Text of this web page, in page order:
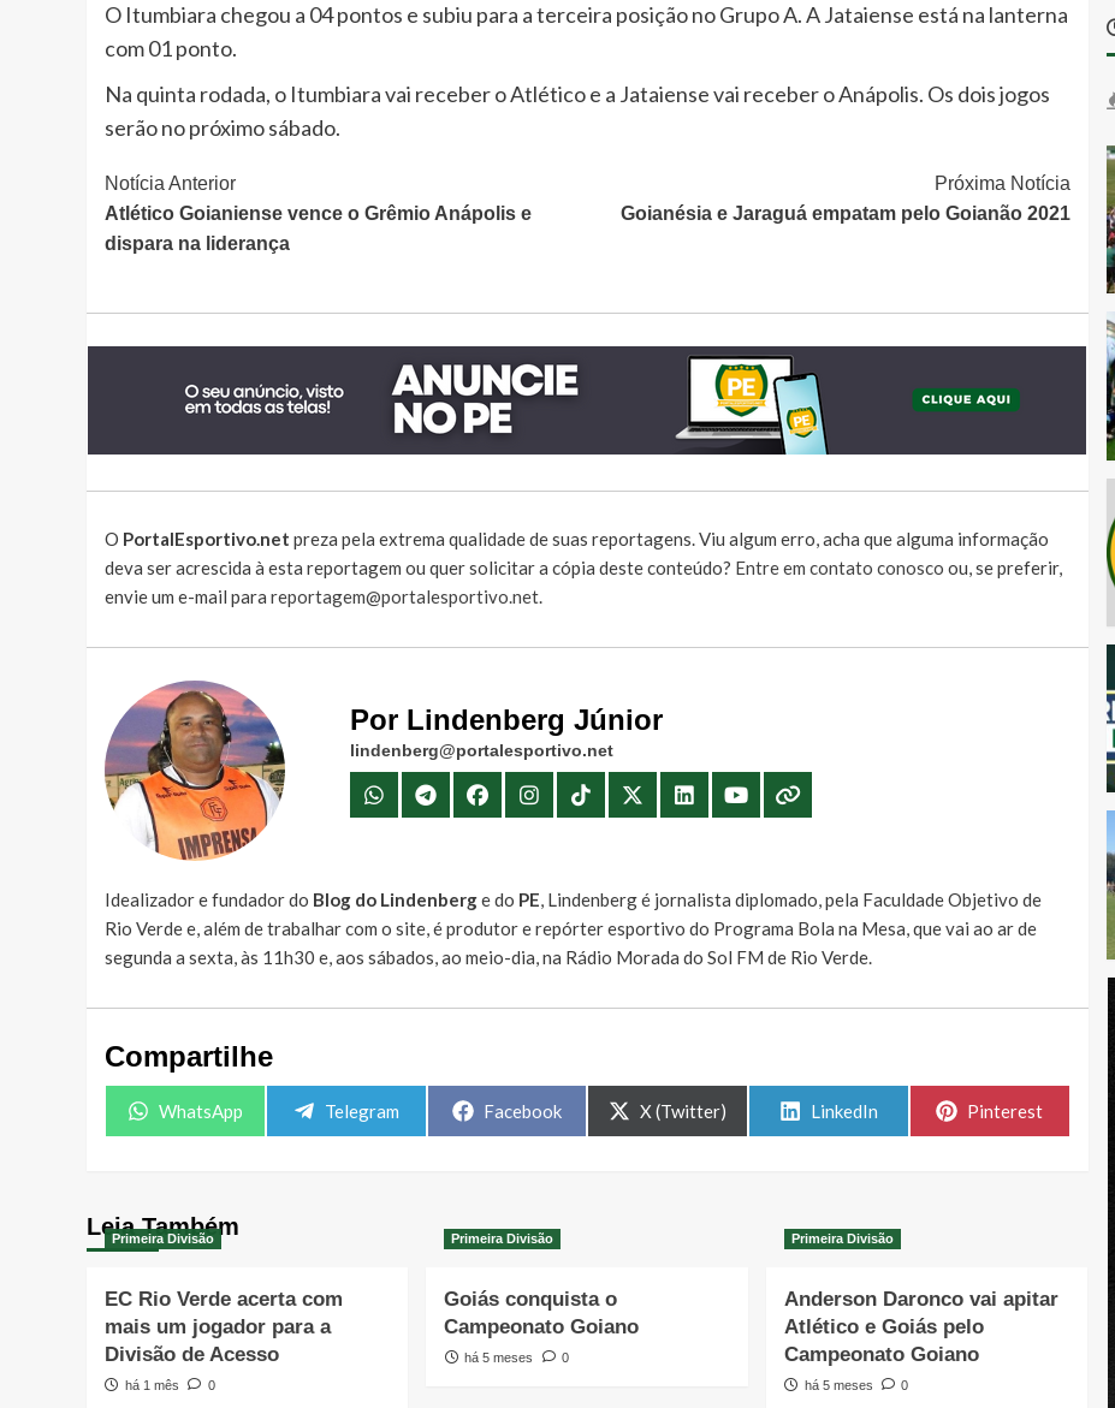
O Itumbiara chegou a 04 pontos e subiu para a terceira posição no Grupo A. A Jataiense está na lanterna
com 01 ponto.
Na quinta rodada, o Itumbiara vai receber o Atlético e a Jataiense vai receber o Anápolis. Os dois jogos
serão no próximo sábado.
Continue
Lendo
Notícia Anterior
Atlético Goianiense vence o Grêmio Anápolis e
dispara na liderança
Próxima Notícia
Goianésia e Jaraguá empatam pelo Goianão 2021
O PortalEsportivo.net preza pela extrema qualidade de suas reportagens. Viu algum erro, acha que alguma informação
deva ser acrescida à esta reportagem ou quer solicitar a cópia deste conteúdo? Entre em contato conosco ou, se preferir,
envie um e-mail para reportagem@portalesportivo.net.
Por Lindenberg Júnior
lindenberg@portalesportivo.net
Idealizador e fundador do Blog do Lindenberge do PE, Lindenberg é jornalista diplomado, pela Faculdade Objetivo de
Rio Verde e, além de trabalhar com o site, é produtor e repórter esportivo do Programa Bola na Mesa, que vai ao ar de
segunda a sexta, às 11h30 e, aos sábados, ao meio-dia, na Rádio Morada do Sol FM de Rio Verde.
Compartilhe
Share
WhatsApp
Share
Telegram
Share
Facebook
Share
on
X (Twitter)
Share
LinkedIn
Share
Pinterest
Leia Também
Primeira Divisão
EC Rio Verde acerta com
mais um jogador para a
Divisão de Acesso
há 1 mês 0
Primeira Divisão
Goiás conquista o
Campeonato Goiano
há 5 meses 0
Primeira Divisão
Anderson Daronco vai apitar
Atlético e Goiás pelo
Campeonato Goiano
há 5 meses 0